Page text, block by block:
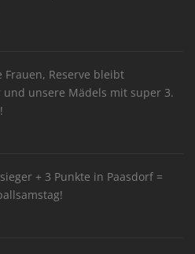
Frauen, Reserve bleibt
unsere Mädels mit super 3.
+ 3 Punkte in Paasdorf =